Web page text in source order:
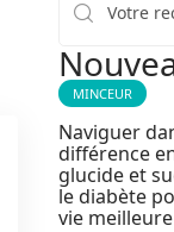
MINCEUR
Naviguer
différence
glucide et
le diabète
vie meilleure